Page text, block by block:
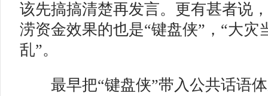
该先搞搞清楚再发言。更有甚者说
涝资金效果的也是“键盘侠”，“大灾
乱”。
最早把“键盘侠”带入公共话语体